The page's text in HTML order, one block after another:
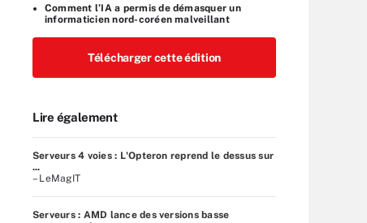
Comment l’IA a permis de démasquer un
informaticien nord-coréen malveillant
Télécharger cette édition
Lire également
Serveurs 4 voies : L'Opteron reprend le dessus sur
...
– LeMagIT
Serveurs : AMD lance des versions basse